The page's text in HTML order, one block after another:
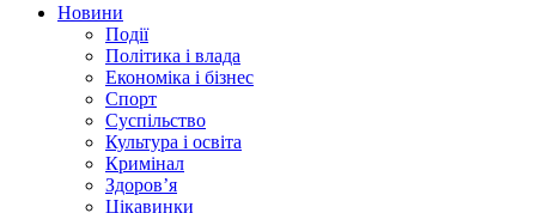
Новини
Події
Політика і влада
Економіка і бізнес
Спорт
Суспільство
Культура і освіта
Кримінал
Здоров’я
Цікавинки